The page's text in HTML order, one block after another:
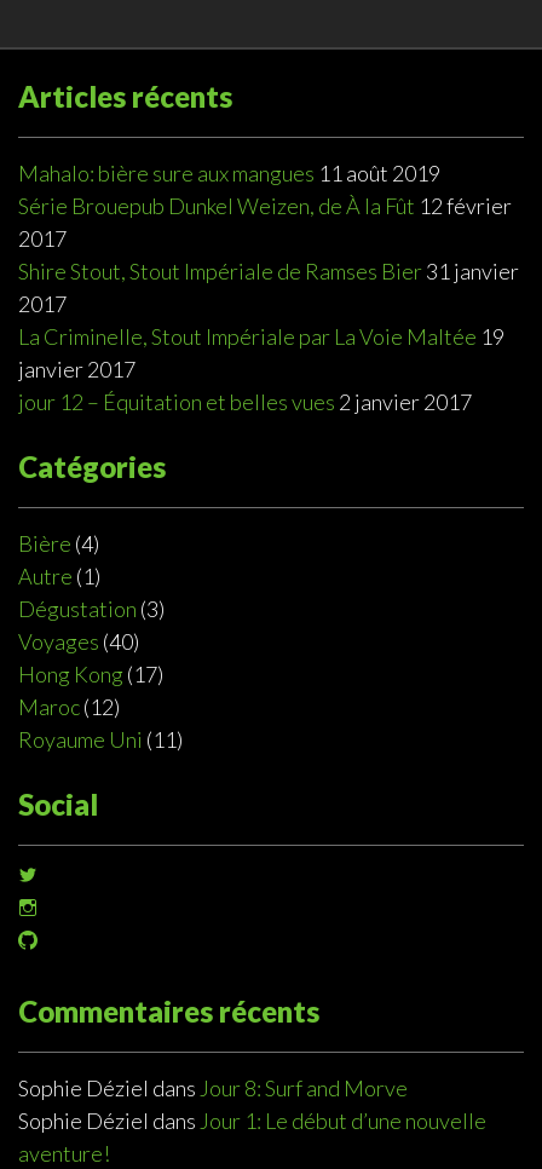
Articles récents
Mahalo: bière sure aux mangues 11 août 2019
Série Brouepub Dunkel Weizen, de À la Fût 12 février
2017
Shire Stout, Stout Impériale de Ramses Bier31 janvier
2017
La Criminelle, Stout Impériale par La Voie Maltée 19
janvier 2017
jour 12 – Équitation et belles vues 2 janvier 2017
Catégories
Bière (4)
Autre (1)
Dégustation (3)
Voyages (40)
Hong Kong (17)
Maroc(12)
Royaume Uni (11)
Social
de
@sophiedeziel
profil
sur
Instagram
Voir
de
@sophiedeziel
GitHub
Commentaires récents
Sophie Déziel dans Jour 8: Surf and Morve
Sophie Déziel dans Jour 1: Le début d’une nouvelle
aventure!